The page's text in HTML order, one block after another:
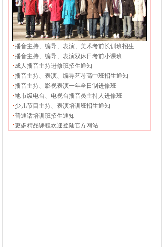
·播音主持、编导、表演、美术考前长训班招生
·播音主持、编导、表演双休日考前小课班
·成人播音主持进修班招生通知
·播音主持、表演、编导艺考高中班招生通知
·播音主持、影视表演一年全日制进修班
·地市级电台、电视台播音员主持人进修班
·少儿节目主持、表演培训班招生通知
·普通话培训班招生通知
·更多精品课程欢迎登陆官方网站